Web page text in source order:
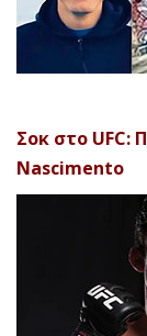
Σοκ στο UFC:
Nascimento